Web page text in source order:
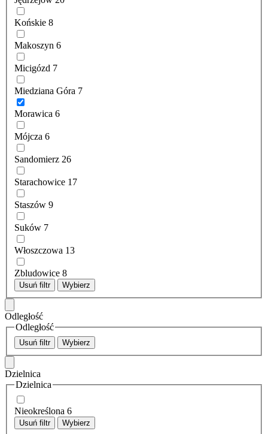
Końskie 8
Makoszyn 6
Micigózd 7
Miedziana Góra 7
Morawica 6
Mójcza 6
Sandomierz 26
Starachowice 17
Staszów 9
Suków 7
Włoszczowa 13
Zbludowice 8
Usuń filtr Wybierz
Odległość
Odległość
Usuń filtr Wybierz
Dzielnica
Dzielnica
Nieokreślona 6
Usuń filtr Wybierz